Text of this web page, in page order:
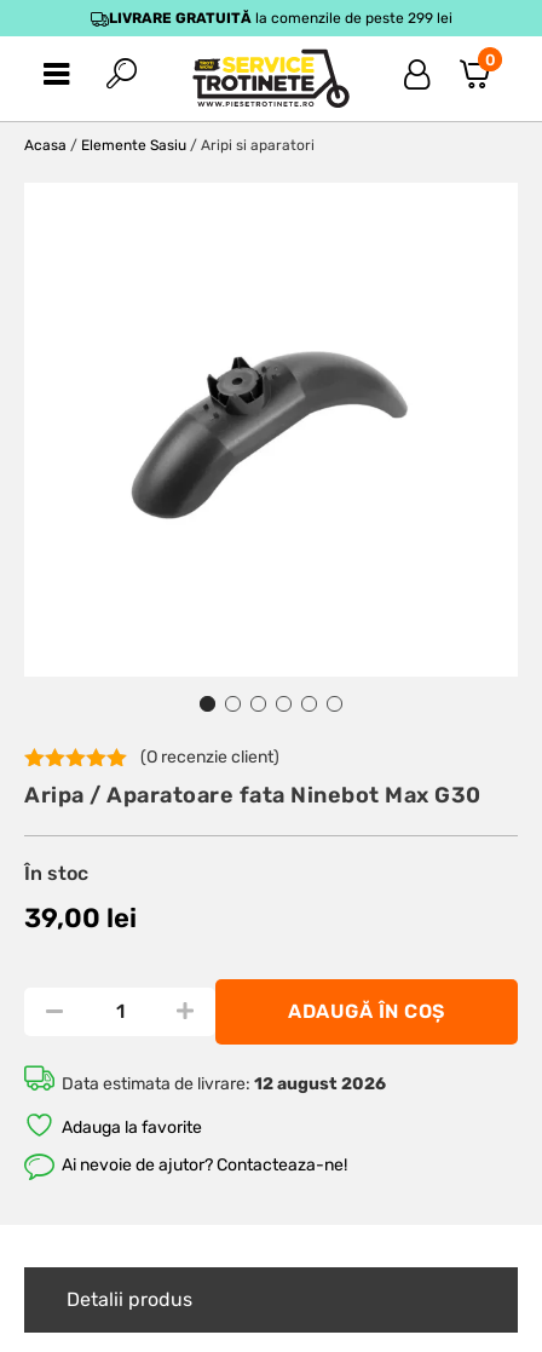
LIVRARE GRATUITĂla comenzile de peste 299 lei
0
Acasa / Elemente Sasiu / Aripi si aparatori
Evaluat la
5.00din 5
singure
evaluări
(O recenzie client)
Aripa / Aparatoare fata Ninebot Max G30
În stoc
39,00 lei
ADAUGĂ ÎN COȘ
Data estimata de livrare: 12 august 2026
Adauga la favorite
Ai nevoie de ajutor? Contacteaza-ne!
Detalii produs